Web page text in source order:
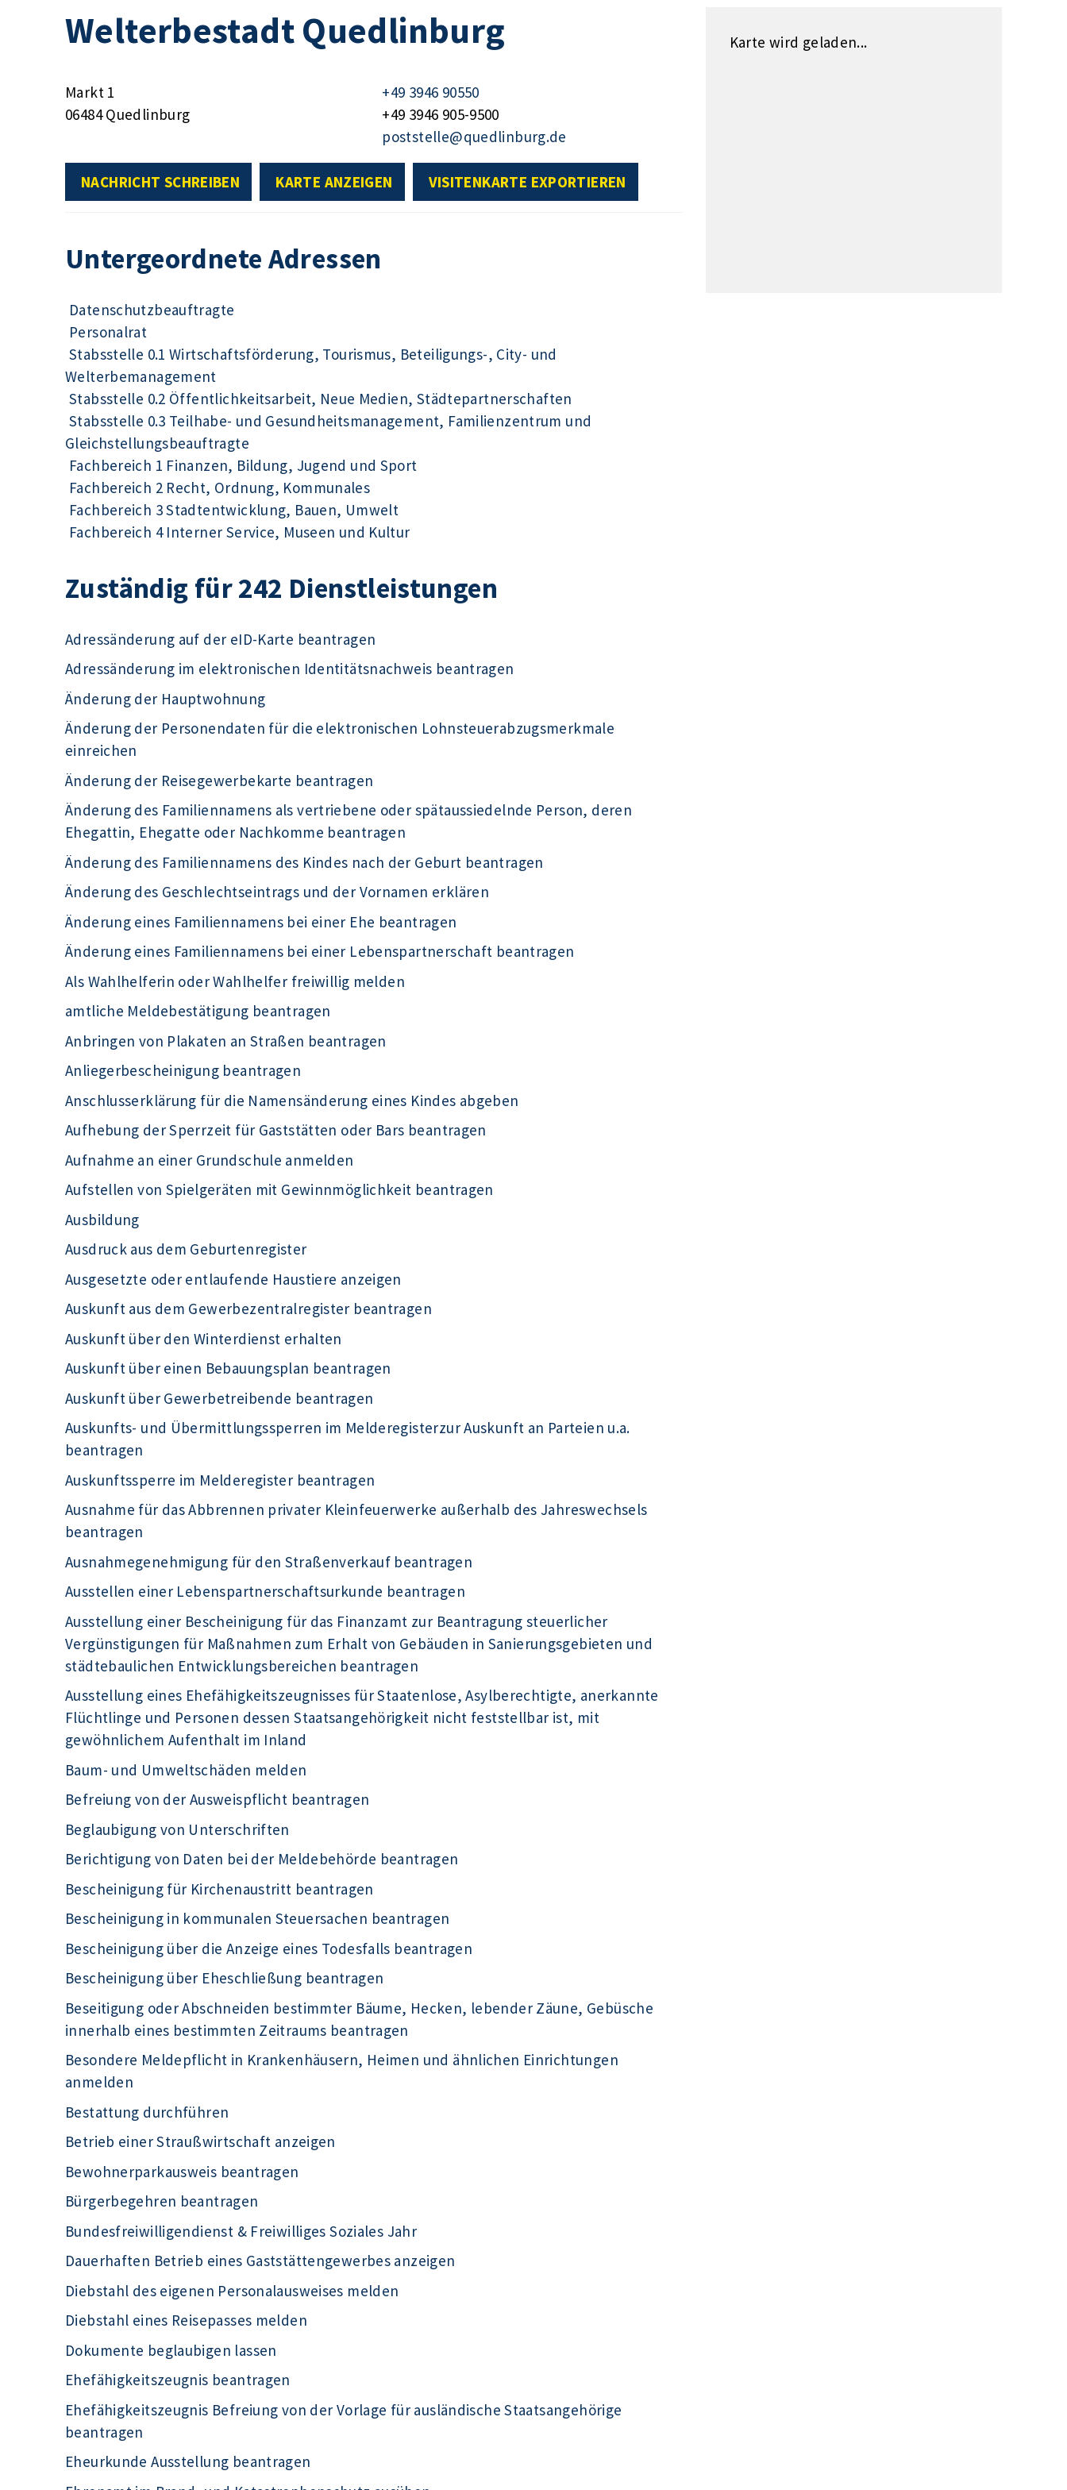
Welterbestadt Quedlinburg
Markt 1
06484 Quedlinburg
+49 3946 90550
+49 3946 905-9500
poststelle@quedlinburg.de
NACHRICHT SCHREIBEN KARTE ANZEIGEN VISITENKARTE EXPORTIEREN
Untergeordnete Adressen
Datenschutzbeauftragte
Personalrat
Stabsstelle 0.1 Wirtschaftsförderung, Tourismus, Beteiligungs-, City- und
Welterbemanagement
Stabsstelle 0.2 Öffentlichkeitsarbeit, Neue Medien, Städtepartnerschaften
Stabsstelle 0.3 Teilhabe- und Gesundheitsmanagement, Familienzentrum und
Gleichstellungsbeauftragte
Fachbereich 1 Finanzen, Bildung, Jugend und Sport
Fachbereich 2 Recht, Ordnung, Kommunales
Fachbereich 3 Stadtentwicklung, Bauen, Umwelt
Fachbereich 4 Interner Service, Museen und Kultur
Zuständig für 242 Dienstleistungen
Adressänderung auf der eID-Karte beantragen
Adressänderung im elektronischen Identitätsnachweis beantragen
Änderung der Hauptwohnung
Änderung der Personendaten für die elektronischen Lohnsteuerabzugsmerkmale
einreichen
Änderung der Reisegewerbekarte beantragen
Änderung des Familiennamens als vertriebene oder spätaussiedelnde Person, deren
Ehegattin, Ehegatte oder Nachkomme beantragen
Änderung des Familiennamens des Kindes nach der Geburt beantragen
Änderung des Geschlechtseintrags und der Vornamen erklären
Änderung eines Familiennamens bei einer Ehe beantragen
Änderung eines Familiennamens bei einer Lebenspartnerschaft beantragen
Als Wahlhelferin oder Wahlhelfer freiwillig melden
amtliche Meldebestätigung beantragen
Anbringen von Plakaten an Straßen beantragen
Anliegerbescheinigung beantragen
Anschlusserklärung für die Namensänderung eines Kindes abgeben
Aufhebung der Sperrzeit für Gaststätten oder Bars beantragen
Aufnahme an einer Grundschule anmelden
Aufstellen von Spielgeräten mit Gewinnmöglichkeit beantragen
Ausbildung
Ausdruck aus dem Geburtenregister
Ausgesetzte oder entlaufende Haustiere anzeigen
Auskunft aus dem Gewerbezentralregister beantragen
Auskunft über den Winterdienst erhalten
Auskunft über einen Bebauungsplan beantragen
Auskunft über Gewerbetreibende beantragen
Auskunfts- und Übermittlungssperren im Melderegisterzur Auskunft an Parteien u.a.
beantragen
Auskunftssperre im Melderegister beantragen
Ausnahme für das Abbrennen privater Kleinfeuerwerke außerhalb des Jahreswechsels
beantragen
Ausnahmegenehmigung für den Straßenverkauf beantragen
Ausstellen einer Lebenspartnerschaftsurkunde beantragen
Ausstellung einer Bescheinigung für das Finanzamt zur Beantragung steuerlicher
Vergünstigungen für Maßnahmen zum Erhalt von Gebäuden in Sanierungsgebieten und
städtebaulichen Entwicklungsbereichen beantragen
Ausstellung eines Ehefähigkeitszeugnisses für Staatenlose, Asylberechtigte, anerkannte
Flüchtlinge und Personen dessen Staatsangehörigkeit nicht feststellbar ist, mit
gewöhnlichem Aufenthalt im Inland
Baum- und Umweltschäden melden
Befreiung von der Ausweispflicht beantragen
Beglaubigung von Unterschriften
Berichtigung von Daten bei der Meldebehörde beantragen
Bescheinigung für Kirchenaustritt beantragen
Bescheinigung in kommunalen Steuersachen beantragen
Bescheinigung über die Anzeige eines Todesfalls beantragen
Bescheinigung über Eheschließung beantragen
Beseitigung oder Abschneiden bestimmter Bäume, Hecken, lebender Zäune, Gebüsche
innerhalb eines bestimmten Zeitraums beantragen
Besondere Meldepflicht in Krankenhäusern, Heimen und ähnlichen Einrichtungen
anmelden
Bestattung durchführen
Betrieb einer Straußwirtschaft anzeigen
Bewohnerparkausweis beantragen
Bürgerbegehren beantragen
Bundesfreiwilligendienst & Freiwilliges Soziales Jahr
Dauerhaften Betrieb eines Gaststättengewerbes anzeigen
Diebstahl des eigenen Personalausweises melden
Diebstahl eines Reisepasses melden
Dokumente beglaubigen lassen
Ehefähigkeitszeugnis beantragen
Ehefähigkeitszeugnis Befreiung von der Vorlage für ausländische Staatsangehörige
beantragen
Eheurkunde Ausstellung beantragen
Karte wird geladen...